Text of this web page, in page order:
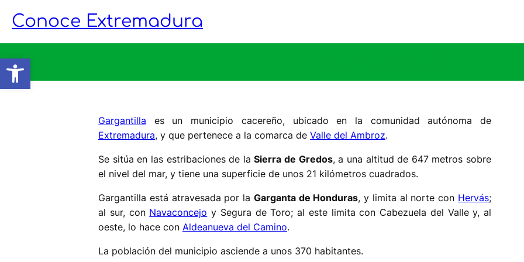
Abrir barra de herramientas
Conoce Extremadura
Gargantilla es un municipio cacereño, ubicado en la comunidad autónoma de
Extremadura, y que pertenece a la comarca de Valle del Ambroz.
Se sitúa en las estribaciones de laSierra de Gredos, a una altitud de 647 metros sobre
el nivel del mar, y tiene una superficie de unos 21 kilómetros cuadrados.
Gargantilla está atravesada por la Garganta de Honduras, y limita al norte con Hervás;
al sur, con Navaconcejo y Segura de Toro; al este limita con Cabezuela del Valle y, al
oeste, lo hace con Aldeanueva del Camino.
La población del municipio asciende a unos 370 habitantes.